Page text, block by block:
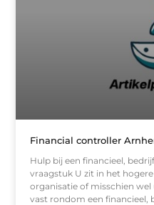
Financial controller
Hulp bij een financieel,
vraagstuk U zit in het
organisatie of misschien
vast rondom een financieel,